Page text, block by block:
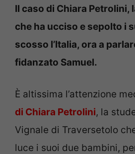
Il caso di Chiara Petrolini,
che ha ucciso e sepolto i
scosso l’Italia, ora a
fidanzato Samuel.
È altissima l’attenzione
di Chiara Petrolini, la
Vignale di Traversetolo
luce i suoi due bambini,